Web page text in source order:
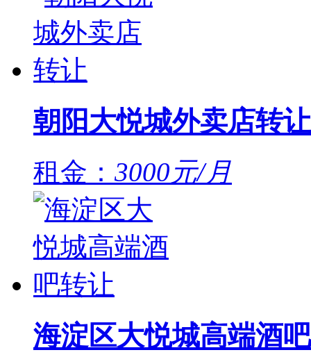
朝阳大悦城外卖店转让
租金： 3000元/月
海淀区大悦城高端酒